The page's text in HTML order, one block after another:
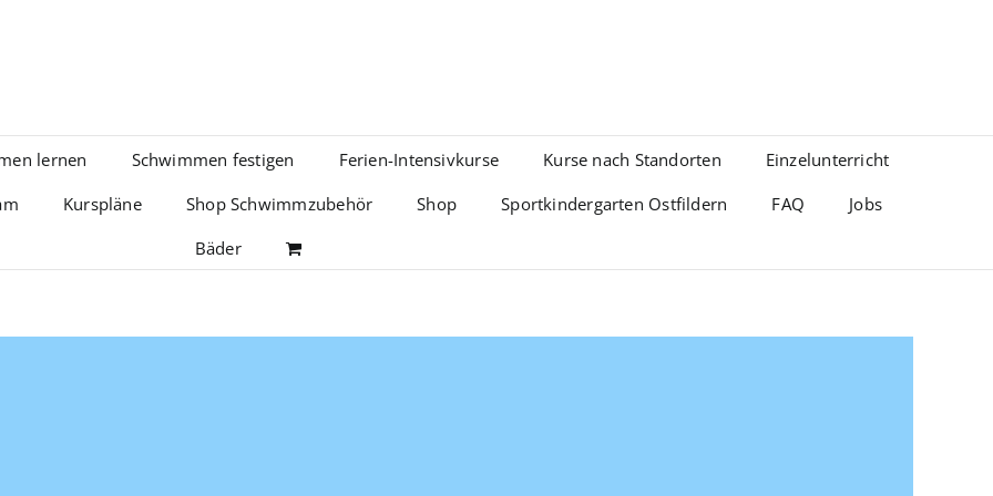
lernen Schwimmen festigen Ferien-Intensivkurse Kurse nach Standorten
Einzelunterricht
Kurspläne Shop Schwimmzubehör Shop Sportkindergarten Ostfildern FAQ
Jobs
Bäder